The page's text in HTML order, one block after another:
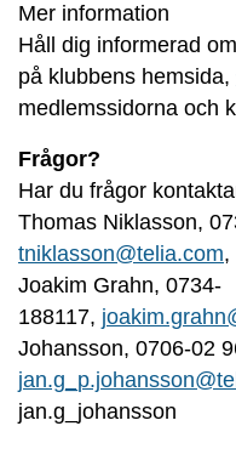
Mer information
Håll dig informerad
på klubbens hemsida,
medlemssidorna och
Frågor?
Har du frågor
Thomas Niklasson,
tniklasson@telia.com,
Joakim Grahn, 0734-
188117,
Johansson, 0706-02
jan.g_johansson